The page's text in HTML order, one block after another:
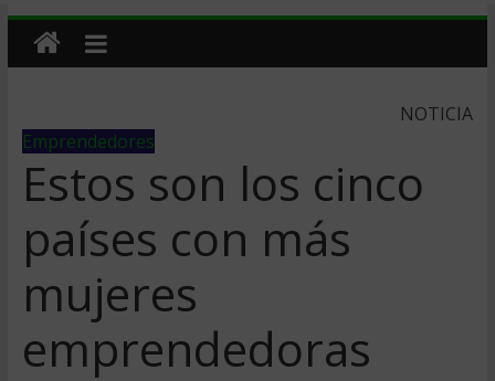
NOTICIA
Emprendedores
Estos son los cinco
países con más
mujeres
emprendedoras